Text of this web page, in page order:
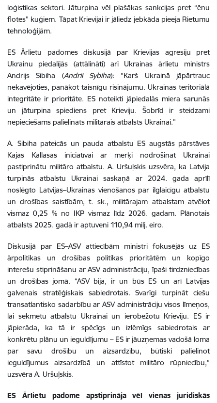
loģistikas sektori. Jāturpina vēl plašākas sankcijas pret “ēnu
flotes” kuģiem. Tāpat Krievijai ir jāliedz jebkāda pieeja Rietumu
tehnoloģijām.
ES Ārlietu padomes diskusijā par Krievijas agresiju pret
Ukrainu piedalījās (attālināti) arī Ukrainas ārlietu ministrs
Andrijs Sibiha (Andrii Sybiha): “Karš Ukrainā jāpārtrauc
nekavējoties, panākot taisnīgu risinājumu. Ukrainas teritoriālā
integritāte ir prioritāte. ES noteikti jāpiedalās miera sarunās
un
jāturpina spiediens
pret Krieviju. Šobrīd ir steidzami
nepieciešams palielināts militārais atbalsts Ukrainai.”
A. Sibiha pateicās un pauda atbalstu ES augstās pārstāves
Kajas Kallasas iniciatīvai ar mērķi nodrošināt Ukrainai
pastiprinātu militāro atbalstu. A. Uršuļskis uzsvēra, ka Latvija
turpinās atbalstu Ukrainai saskaņā ar 2024. gada aprīlī
noslēgto Latvijas–Ukrainas vienošanos par ilglaicīgu atbalstu
un drošības saistībām, t. sk., militārajam atbalstam atvēlot
vismaz 0,25 % no IKP vismaz līdz 2026. gadam. Plānotais
atbalsts 2025. gadā ir aptuveni 110,94 milj. eiro.
Diskusijā par ES–ASV attiecībām ministri fokusējās uz ES
ārpolitikas un drošības politikas prioritātēm un kopīgo
interešu stiprināšanu ar ASV administrāciju, īpaši tirdzniecības
un drošības jomā. “ASV bija, ir un būs ES un arī Latvijas
galvenais stratēģiskais sabiedrotais.
Svarīgi turpināt ciešu
transatlantisko sadarbību ar ASV administrāciju visos līmeņos,
lai sekmētu atbalstu Ukrainai un ierobežotu Krieviju. ES ir
jāpierāda, ka tā ir spēcīgs un izlēmīgs sabiedrotais ar
konkrētu plānu un ieguldījumu – ES ir jāuzņemas vadošā loma
par savu drošību un aizsardzību, būtiski palielinot
ieguldījumus aizsardzībā un attīstot militāro rūpniecību,”
uzsvēra A. Uršuļskis.
ES Ārlietu padome apstiprināja vēl vienas juridiskās